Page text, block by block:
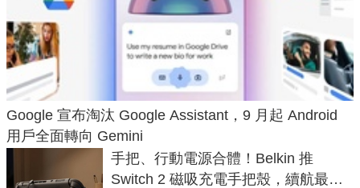
Google 宣布淘汰 Google Assistant，9 月起 Android
用戶全面轉向 Gemini
手把、行動電源合體！Belkin 推
Switch 2 磁吸充電手把殼，續航最高